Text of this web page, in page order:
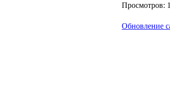
Просмотров:
Обновление